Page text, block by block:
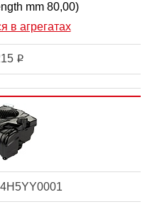
mm 80,00)
в агрегатах
i